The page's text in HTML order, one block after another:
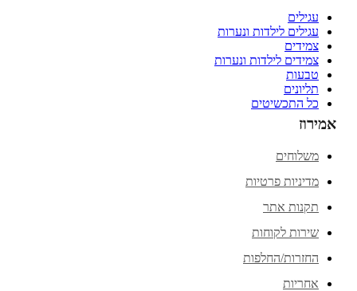
עגילים
עגילים לילדות ונערות
צמידים
צמידים לילדות ונערות
טבעות
תליונים
כל התכשיטים
אמירוז
משלוחים
מדיניות פרטיות
תקנות אתר
שירות לקוחות
החזרות/החלפות
אחריות